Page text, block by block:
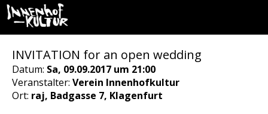
INVITATION for an open wedding
Datum: Sa, 09.09.2017 um 21:00
Veranstalter: Verein Innenhofkultur
Ort: raj, Badgasse 7, Klagenfurt